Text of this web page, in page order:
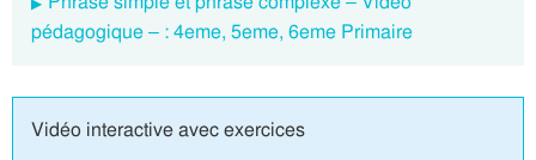
pédagogique – : 4eme, 5eme, 6eme Primaire
Vidéo interactive avec exercices